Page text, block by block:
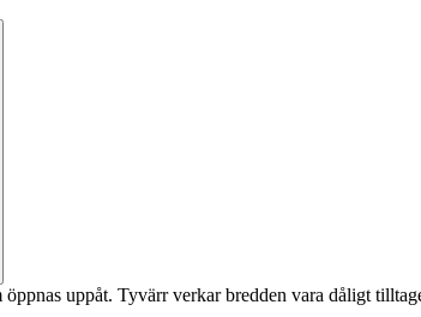
uppåt. Tyvärr verkar bredden vara dåligt